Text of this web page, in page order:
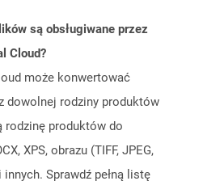
są obsługiwane przez
Cloud?
może konwertować
dowolnej rodziny produktów
rodzinę produktów do
XPS, obrazu (TIFF, JPEG,
innych. Sprawdź pełną listę